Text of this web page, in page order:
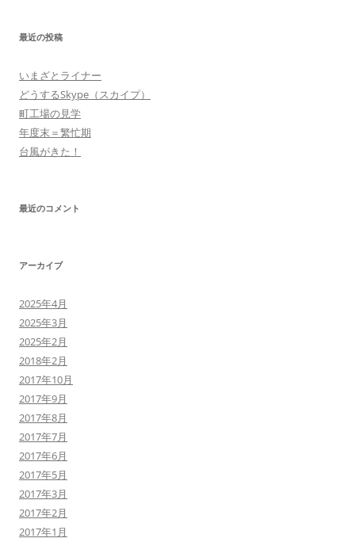
最近の投稿
いまざとライナー
どうするSkype（スカイプ）
町工場の見学
年度末＝繁忙期
台風がきた！
最近のコメント
アーカイブ
2025年4月
2025年3月
2025年2月
2018年2月
2017年10月
2017年9月
2017年8月
2017年7月
2017年6月
2017年5月
2017年3月
2017年2月
2017年1月